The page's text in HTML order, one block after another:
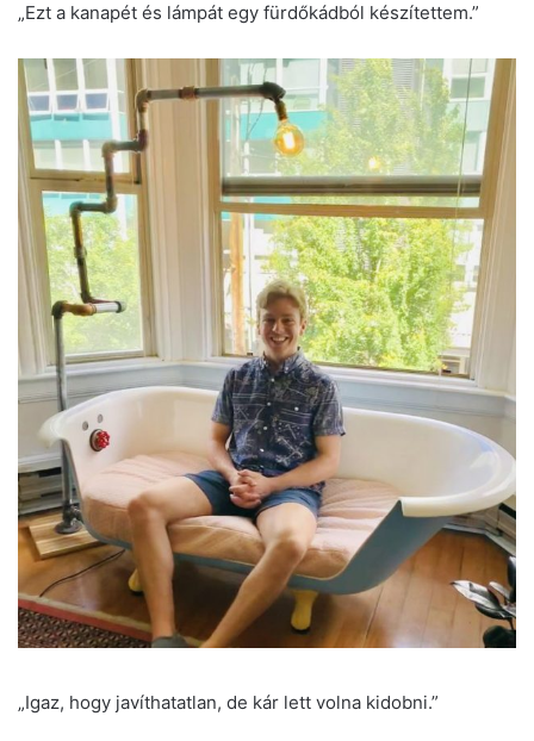
„Ezt a kanapét és lámpát egy fürdőkádból készítettem.”
„Igaz, hogy javíthatatlan, de kár lett volna kidobni.”